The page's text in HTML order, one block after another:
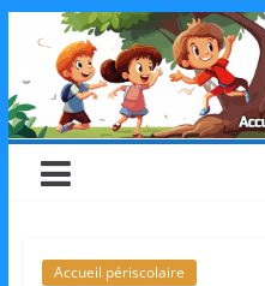
content
Accueil périscolaire